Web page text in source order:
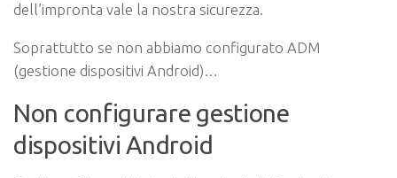
dell’impronta vale la nostra sicurezza.
Soprattutto se non abbiamo configurato ADM
(gestione dispositivi Android)…
Non configurare gestione
dispositivi Android